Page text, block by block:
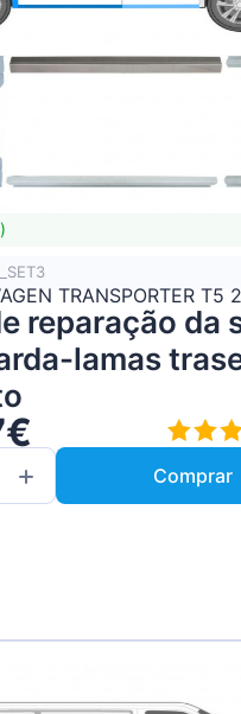
TRANSPORTER T5
reparação da
lamas
Comprar